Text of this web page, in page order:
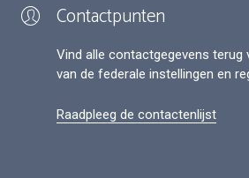
Contactpunten
Vind alle contactgegevens terug
van de federale instellingen en
Raadpleeg de contactenlijst